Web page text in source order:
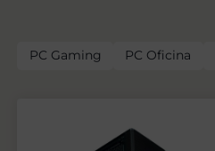
PC Gaming PC Oficina